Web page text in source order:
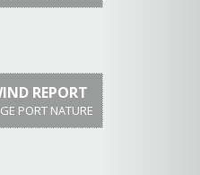
REPORT
PORT NATURE